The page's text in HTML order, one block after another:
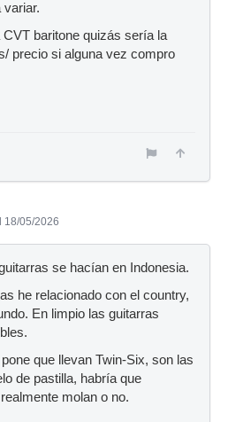
variar.
baritone quizás sería la
precio si alguna vez compro
18/05/2026
se hacían en Indonesia.
he relacionado con el country,
En limpio las guitarras
que llevan Twin-Six, son las
de pastilla, habría que
molan o no.